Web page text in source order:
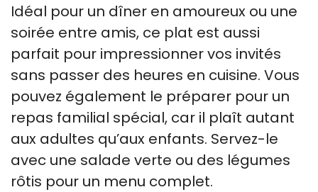
Idéal pour un dîner en amoureux ou une
soirée entre amis, ce plat est aussi
parfait pour impressionner vos invités
sans passer des heures en cuisine. Vous
pouvez également le préparer pour un
repas familial spécial, car il plaît autant
aux adultes qu’aux enfants. Servez-le
avec une salade verte ou des légumes
rôtis pour un menu complet.